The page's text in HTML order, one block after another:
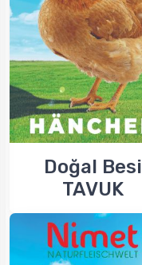
Doğal Besi
TAVUK